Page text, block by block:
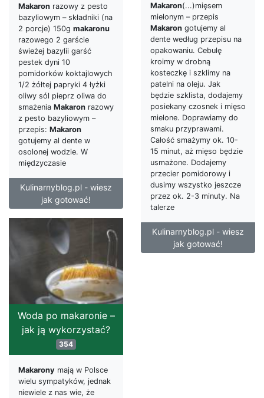
Makaron razowy z pesto
bazyliowym – składniki (na
2 porcje) 150g makaronu
razowego 2 garście
świeżej bazylii garść
pestek dyni 10
pomidorków koktajlowych
1/2 żółtej papryki 4 łyżki
oliwy sól pieprz oliwa do
smażenia Makaron razowy
z pesto bazyliowym –
przepis: Makaron
gotujemy al dente w
osolonej wodzie. W
międzyczasie
Kulinarnyblog.pl - wiesz
jak gotować!
Makaron(...)mięsem
mielonym – przepis
Makaron gotujemy al
dente według przepisu na
opakowaniu. Cebulę
kroimy w drobną
kosteczkę i szklimy na
patelni na oleju. Jak
będzie szklista, dodajemy
posiekany czosnek i mięso
mielone. Doprawiamy do
smaku przyprawami.
Całość smażymy ok. 10-
15 minut, aż mięso będzie
usmażone. Dodajemy
przecier pomidorowy i
dusimy wszystko jeszcze
przez ok. 2-3 minuty. Na
talerze
Kulinarnyblog.pl - wiesz
jak gotować!
Woda po makaronie –
jak ją wykorzystać?
354
Makarony mają w Polsce
wielu sympatyków, jednak
niewiele z nas wie, że